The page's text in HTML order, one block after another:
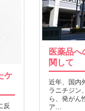
医薬品へ
関して
近年、国内
ラニチジン
ら、発がん
ア…
ケ
反